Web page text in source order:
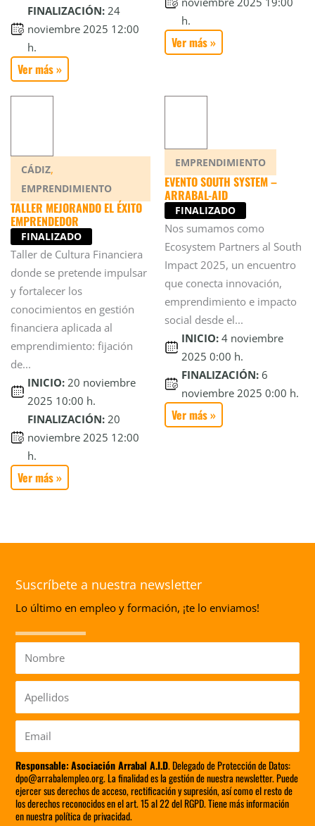
FINALIZACIÓN: 24
noviembre 2025 12:00
h.
Ver más »
h.
Ver más »
CÁDIZ,
EMPRENDIMIENTO
TALLER MEJORANDO EL ÉXITO
EMPRENDEDOR
FINALIZADO
Taller de Cultura Financiera
donde se pretende impulsar
y fortalecer los
conocimientos en gestión
financiera aplicada al
emprendimiento: fijación
de...
INICIO: 20 noviembre
2025 10:00 h.
FINALIZACIÓN: 20
noviembre 2025 12:00
h.
Ver más »
EMPRENDIMIENTO
EVENTO SOUTH SYSTEM –
ARRABAL-AID
FINALIZADO
Nos sumamos como
Ecosystem Partners al South
Impact 2025, un encuentro
que conecta innovación,
emprendimiento e impacto
social desde el...
INICIO: 4 noviembre
2025 0:00 h.
FINALIZACIÓN: 6
noviembre 2025 0:00 h.
Ver más »
Suscríbete a nuestra newsletter
Lo último en empleo y formación, ¡te lo enviamos!
Nombre
Apellidos
Responsable: Asociación Arrabal A.I.D. Delegado de Protección de Datos:
dpo@arrabalempleo.org. La finalidad es la gestión de nuestra newsletter. Puede
ejercer sus derechos de acceso, rectificación y supresión, así como el resto de
los derechos reconocidos en el art. 15 al 22 del RGPD. Tiene más información
en nuestra política de privacidad.